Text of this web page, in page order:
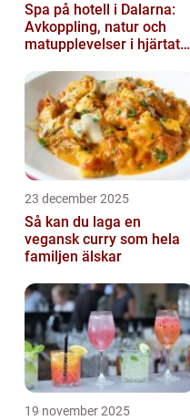
Spa på hotell i Dalarna:
Avkoppling, natur och
matupplevelser i hjärtat
23 december 2025
Så kan du laga en
vegansk curry som hela
familjen älskar
19 november 2025